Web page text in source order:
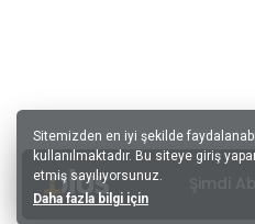
Sitemizden en iyi şekilde
kullanılmaktadır. Bu siteye giriş
etmiş sayılıyorsunuz.
Daha fazla bilgi için